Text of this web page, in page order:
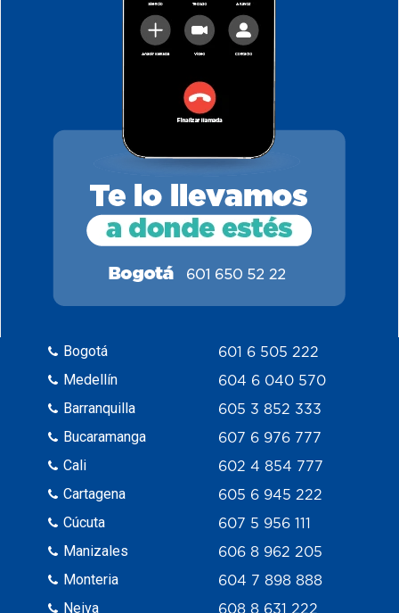
Bogotá
Medellín
Barranquilla
Bucaramanga
Cali
Cartagena
Cúcuta
Manizales
Monteria
Neiva
601 6 505 222
604 6 040 570
605 3 852 333
607 6 976 777
602 4 854 777
605 6 945 222
607 5 956 111
606 8 962 205
604 7 898 888
608 8 631 222